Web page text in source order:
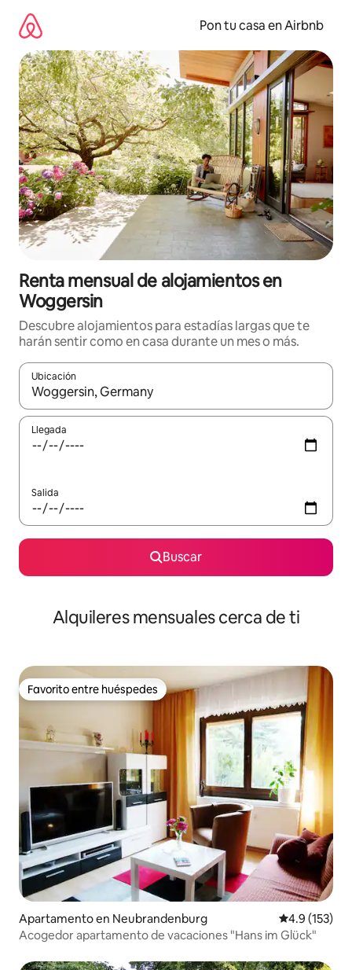
contenido
Pon tu casa en Airbnb
Renta mensual de alojamientos en
Woggersin
Descubre alojamientos para estadías largas que te
harán sentir como en casa durante un mes o más.
Ubicación
Cuando los resultados estén disponibles, navega con las
Llegada
Salida
Buscar
Alquileres mensuales cerca de ti
Favorito entre huéspedes
Favorito entre huéspedes
Apartamento en Neubrandenburg Calificación
4.9 (153)
Acogedor apartamento de vacaciones "Hans im Glück"